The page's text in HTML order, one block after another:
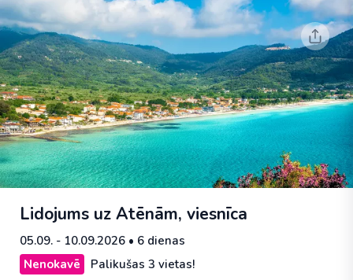
Lidojums uz Atēnām, viesnīca
05.09. - 10.09.2026 • 6 dienas
Nenokavē
Palikušas 3 vietas!